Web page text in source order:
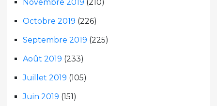
Novembre 2019 (210)
Octobre 2019 (226)
Septembre 2019 (225)
Août 2019 (233)
Juillet 2019 (105)
Juin 2019 (151)